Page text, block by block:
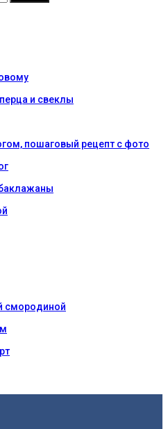
и свеклы
пошаговый рецепт с фото
смородиной